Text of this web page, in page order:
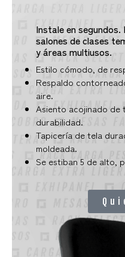
Instale en
salones de clases
y áreas multiusos.
Estilo cómodo, de
Respaldo
aire.
Asiento acojinado de
durabilidad.
Tapicería de tela
moldeada.
Se estiban 5 de alto,